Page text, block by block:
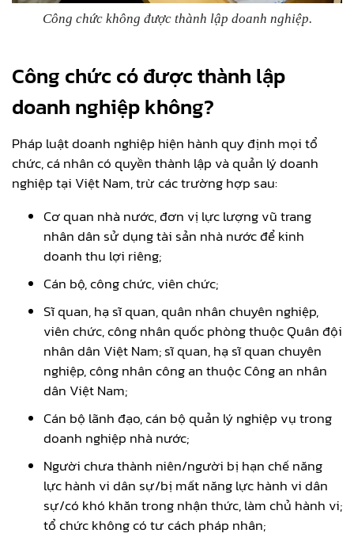
Công chức không được thành lập doanh nghiệp.
Công chức có được thành lập
doanh nghiệp không?
Pháp luật doanh nghiệp hiện hành quy định mọi tổ
chức, cá nhân có quyền thành lập và quản lý doanh
nghiệp tại Việt Nam, trừ các trường hợp sau:
Cơ quan nhà nước, đơn vị lực lượng vũ trang
nhân dân sử dụng tài sản nhà nước để kinh
doanh thu lợi riêng;
Cán bộ, công chức, viên chức;
Sĩ quan, hạ sĩ quan, quân nhân chuyên nghiệp,
viên chức, công nhân quốc phòng thuộc Quân đội
nhân dân Việt Nam; sĩ quan, hạ sĩ quan chuyên
nghiệp, công nhân công an thuộc Công an nhân
dân Việt Nam;
Cán bộ lãnh đạo, cán bộ quản lý nghiệp vụ trong
doanh nghiệp nhà nước;
Người chưa thành niên/người bị hạn chế năng
lực hành vi dân sự/bị mất năng lực hành vi dân
sự/có khó khăn trong nhận thức, làm chủ hành vi;
tổ chức không có tư cách pháp nhân;